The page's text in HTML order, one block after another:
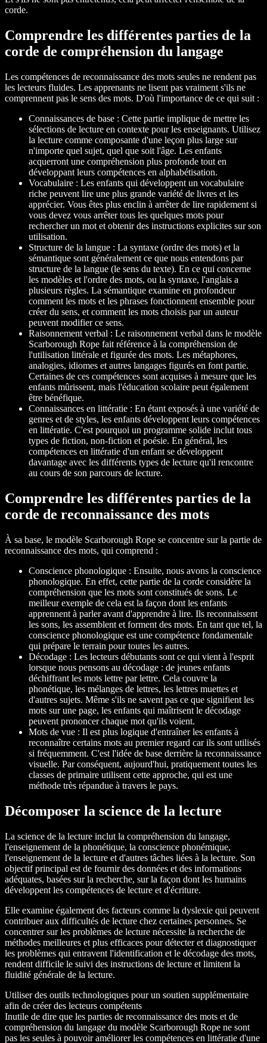
corde.
Comprendre les différentes parties de la
corde de compréhension du langage
Les compétences de reconnaissance des mots seules ne rendent pas
les lecteurs fluides. Les apprenants ne lisent pas vraiment s'ils ne
comprennent pas le sens des mots. D'où l'importance de ce qui suit :
Connaissances de base : Cette partie implique de mettre les
sélections de lecture en contexte pour les enseignants. Utilisez
la lecture comme composante d'une leçon plus large sur
n'importe quel sujet, quel que soit l'âge. Les enfants
acquerront une compréhension plus profonde tout en
développant leurs compétences en alphabétisation.
Vocabulaire : Les enfants qui développent un vocabulaire
riche peuvent lire une plus grande variété de livres et les
apprécier. Vous êtes plus enclin à arrêter de lire rapidement si
vous devez vous arrêter tous les quelques mots pour
rechercher un mot et obtenir des instructions explicites sur son
utilisation.
Structure de la langue : La syntaxe (ordre des mots) et la
sémantique sont généralement ce que nous entendons par
structure de la langue (le sens du texte). En ce qui concerne
les modèles et l'ordre des mots, ou la syntaxe, l'anglais a
plusieurs règles. La sémantique examine en profondeur
comment les mots et les phrases fonctionnent ensemble pour
créer du sens, et comment les mots choisis par un auteur
peuvent modifier ce sens.
Raisonnement verbal : Le raisonnement verbal dans le modèle
Scarborough Rope fait référence à la compréhension de
l'utilisation littérale et figurée des mots. Les métaphores,
analogies, idiomes et autres langages figurés en font partie.
Certaines de ces compétences sont acquises à mesure que les
enfants mûrissent, mais l'éducation scolaire peut également
être bénéfique.
Connaissances en littératie : En étant exposés à une variété de
genres et de styles, les enfants développent leurs compétences
en littératie. C'est pourquoi un programme solide inclut tous
types de fiction, non-fiction et poésie. En général, les
compétences en littératie d'un enfant se développent
davantage avec les différents types de lecture qu'il rencontre
au cours de son parcours de lecture.
Comprendre les différentes parties de la
corde de reconnaissance des mots
À sa base, le modèle Scarborough Rope se concentre sur la partie de
reconnaissance des mots, qui comprend :
Conscience phonologique : Ensuite, nous avons la conscience
phonologique. En effet, cette partie de la corde considère la
compréhension que les mots sont constitués de sons. Le
meilleur exemple de cela est la façon dont les enfants
apprennent à parler avant d'apprendre à lire. Ils reconnaissent
les sons, les assemblent et forment des mots. En tant que tel, la
conscience phonologique est une compétence fondamentale
qui prépare le terrain pour toutes les autres.
Décodage : Les lecteurs débutants sont ce qui vient à l'esprit
lorsque nous pensons au décodage : de jeunes enfants
déchiffrant les mots lettre par lettre. Cela couvre la
phonétique, les mélanges de lettres, les lettres muettes et
d'autres sujets. Même s'ils ne savent pas ce que signifient les
mots sur une page, les enfants qui maîtrisent le décodage
peuvent prononcer chaque mot qu'ils voient.
Mots de vue : Il est plus logique d'entraîner les enfants à
reconnaître certains mots au premier regard car ils sont utilisés
si fréquemment. C'est l'idée de base derrière la reconnaissance
visuelle. Par conséquent, aujourd'hui, pratiquement toutes les
classes de primaire utilisent cette approche, qui est une
méthode très répandue à travers le pays.
Décomposer la science de la lecture
La science de la lecture inclut la compréhension du langage,
l'enseignement de la phonétique, la conscience phonémique,
l'enseignement de la lecture et d'autres tâches liées à la lecture. Son
objectif principal est de fournir des données et des informations
adéquates, basées sur la recherche, sur la façon dont les humains
développent les compétences de lecture et d'écriture.
Elle examine également des facteurs comme la dyslexie qui peuvent
contribuer aux difficultés de lecture chez certaines personnes. Se
concentrer sur les problèmes de lecture nécessite la recherche de
méthodes meilleures et plus efficaces pour détecter et diagnostiquer
les problèmes qui entravent l'identification et le décodage des mots,
rendent difficile le suivi des instructions de lecture et limitent la
fluidité générale de la lecture.
Utiliser des outils technologiques pour un soutien supplémentaire
afin de créer des lecteurs compétents
Inutile de dire que les parties de reconnaissance des mots et de
compréhension du langage du modèle Scarborough Rope ne sont
pas les seules à pouvoir améliorer les compétences en littératie d'une